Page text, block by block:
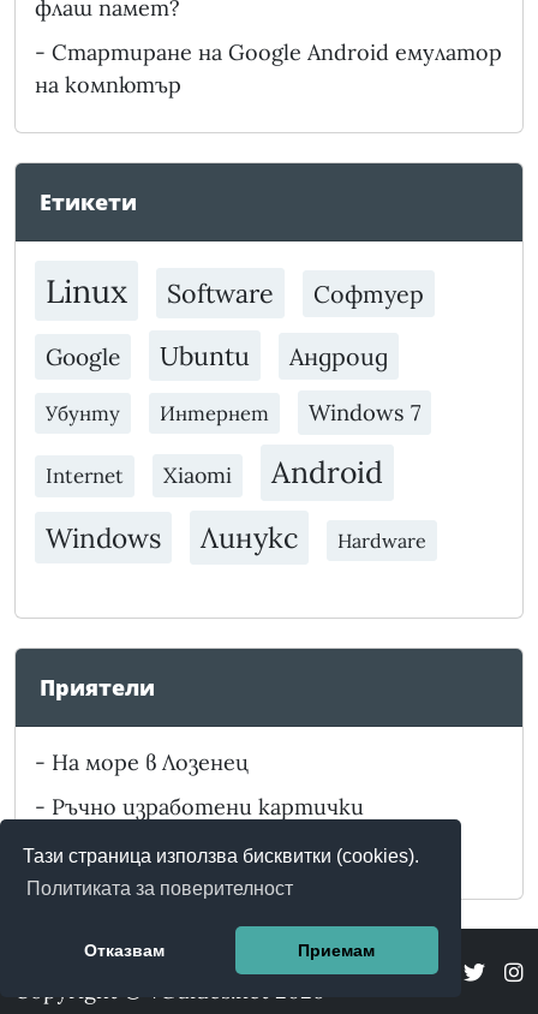
Тази страница използва бисквитки (cookies).
Политиката за поверителност
Отказвам Приемам
флаш памет?
- Стартиране на Google Android емулатор
на компютър
Етикети
Linux Software Софтуер
Google Ubuntu Андроид
Убунту Интернет Windows 7
Internet Xiaomi Android
Windows Линукс Hardware
Приятели
- На море в Лозенец
- Ръчно изработени картички
-Забележителности в България
Copyright © vGuides.net 2026